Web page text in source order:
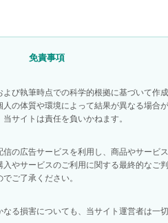
免責事項
び執筆時点での科学的根拠に基づいて
の体質や環境によって結果が異なる場
サイトは責任を負いかねます。
広告サービスを利用し、商品やサービ
やサービスのご利用に関する最終的な
ご了承ください。
る損害についても、当サイト運営者は一切